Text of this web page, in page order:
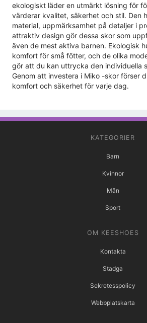
ekologiskt läder en utmärkt lösning för
värderar kvalitet, säkerhet och stil. Den
material, uppmärksamhet på detaljer i
attraktiv design gör dessa skor som
även de mest aktiva barnen. Ekologisk
komfort för små fötter, och de olika
gör att du kan uttrycka den individuella
Genom att investera i Miko -skor förser
komfort och säkerhet för varje dag.
KATEGORIER
Barn
Kvinnor
Män
Sport
OM KEESHOES
Kontakta
Stadga
Sekretesspolicy
Webbplatskarta